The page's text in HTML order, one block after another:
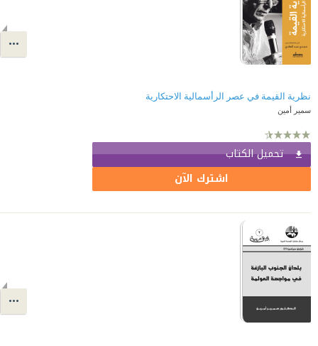
نظرية القيمة في عصر الرأسمالية الاحتكارية
سمير أمين
تحميل الكتاب
اشترك الآن